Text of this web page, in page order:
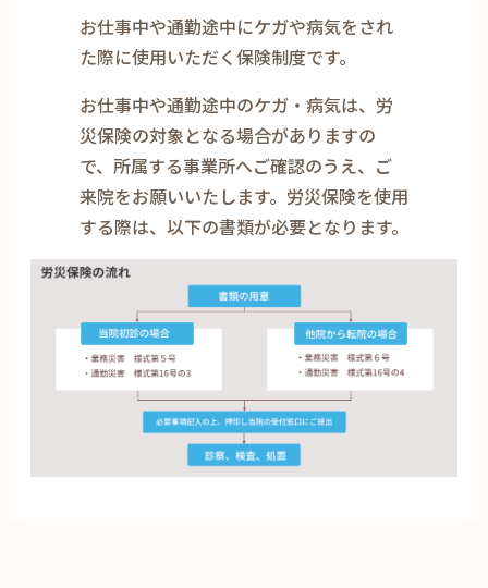
お仕事中や通勤途中にケガや病気をされ
た際に使用いただく保険制度です。
お仕事中や通勤途中のケガ・病気は、労
災保険の対象となる場合がありますの
で、所属する事業所へご確認のうえ、ご
来院をお願いいたします。労災保険を使用
する際は、以下の書類が必要となります。